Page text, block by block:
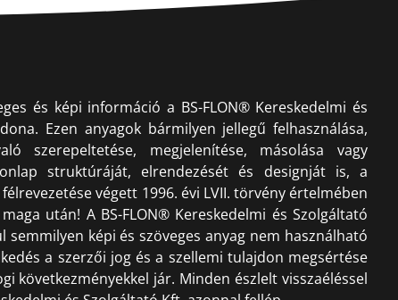
és képi információ a BS-FLON® Kereskedelmi és
Ezen anyagok bármilyen jellegű felhasználása,
szerepeltetése, megjelenítése, másolása vagy
struktúráját, elrendezését és designját is, a
végett 1996. évi LVII. törvény értelmében
után! A BS-FLON® Kereskedelmi és Szolgáltató
semmilyen képi és szöveges anyag nem használható
a szerzői jog és a szellemi tulajdon megsértése
következményekkel jár. Minden észlelt visszaéléssel